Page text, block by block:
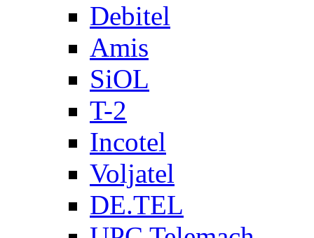
Debitel
Amis
SiOL
T-2
Incotel
Voljatel
DE.TEL